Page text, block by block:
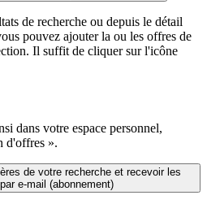
de recherche ou depuis le détail
pouvez ajouter la ou les offres de
Il suffit de cliquer sur l'icône
dans votre espace personnel,
d'offres ».
de votre recherche et recevoir les
e-mail (abonnement)